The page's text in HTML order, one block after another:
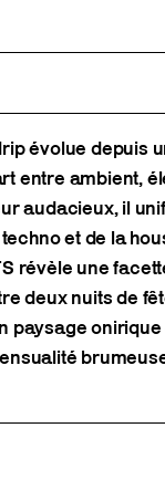
évolue depuis
entre ambient,
audacieux, il
et de la
révèle une
deux nuits de
paysage